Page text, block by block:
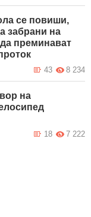
се повиши,
забрани на
преминават
8 234
43
на
7 222
18